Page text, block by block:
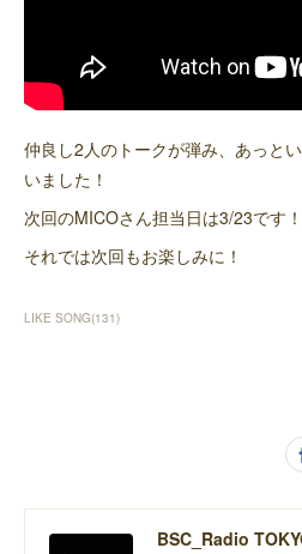
仲良し2人のトークが弾み、あっと
いました！
次回のMICOさん担当日は3/23です！
それでは次回もお楽しみに！
LIKE SONG(131)
BSC_Radio